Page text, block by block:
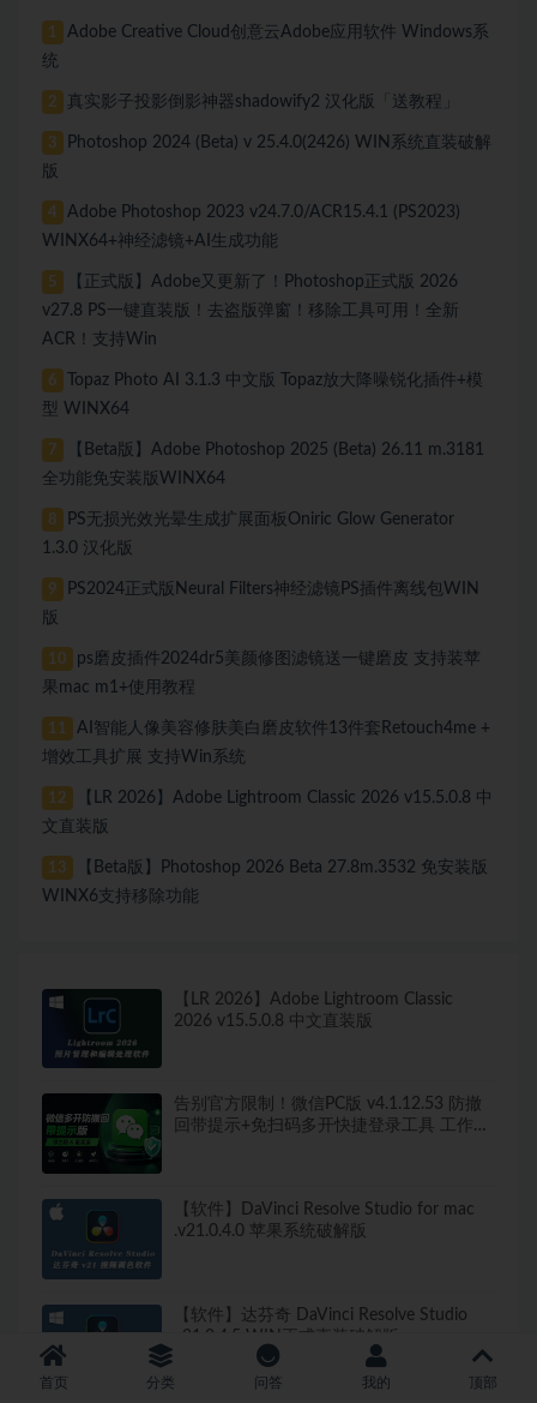
1
Adobe Creative Cloud创意云Adobe应用软件 Windows系
统
2 真实影子投影倒影神器shadowify2 汉化版「送教程」
3
Photoshop 2024 (Beta) v 25.4.0(2426) WIN系统直装破解
版
4
Adobe Photoshop 2023 v24.7.0/ACR15.4.1 (PS2023)
WINX64+神经滤镜+AI生成功能
5
【正式版】Adobe又更新了！Photoshop正式版 2026
v27.8 PS一键直装版！去盗版弹窗！移除工具可用！全新
ACR！支持Win
6
Topaz Photo AI 3.1.3 中文版 Topaz放大降噪锐化插件+模
型 WINX64
7
【Beta版】Adobe Photoshop 2025 (Beta) 26.11 m.3181
全功能免安装版WINX64
8
PS无损光效光晕生成扩展面板Oniric Glow Generator
1.3.0 汉化版
9
PS2024正式版Neural Filters神经滤镜PS插件离线包WIN
版
10
ps磨皮插件2024dr5美颜修图滤镜送一键磨皮 支持装苹
果mac m1+使用教程
11
AI智能人像美容修肤美白磨皮软件13件套Retouch4me +
增效工具扩展 支持Win系统
12
【LR 2026】Adobe Lightroom Classic 2026 v15.5.0.8 中
文直装版
13
【Beta版】Photoshop 2026 Beta 27.8m.3532 免安装版
WINX6支持移除功能
【LR 2026】Adobe Lightroom Classic
2026 v15.5.0.8 中文直装版
告别官方限制！微信PC版 v4.1.12.53 防撤
回带提示+免扫码多开快捷登录工具 工作生
【软件】DaVinci Resolve Studio for mac
.v21.0.4.0 苹果系统破解版
【软件】达芬奇 DaVinci Resolve Studio
v21.0.4.5 WIN正式直装破解版
首页 分类 问答 我的 顶部